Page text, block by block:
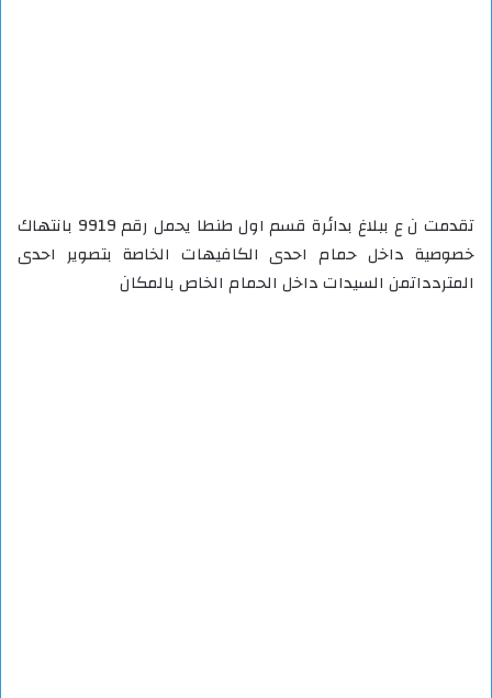
تقدمت ن ع ببلاغ بدائرة قسم اول طنطا يحمل رقم 9919 بانتهاك
خصوصية داخل حمام احدى الكافيهات الخاصة بتصوير احدى
المتردداتمن السيدات داخل الحمام الخاص بالمكان